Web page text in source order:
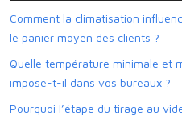
Comment la climatisation
le panier moyen des clients ?
Quelle température minimale et
impose-t-il dans vos bureaux ?
Pourquoi l’étape du tirage au